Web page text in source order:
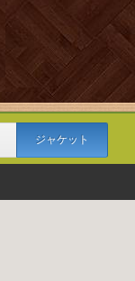
ジャケット